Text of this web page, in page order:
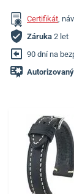
Certifikát,
Záruka 2 let
90 dní na